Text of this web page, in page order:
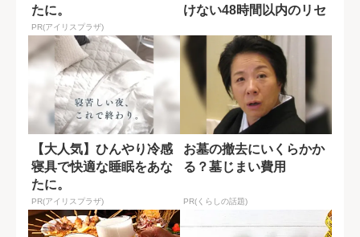
たに。
PR(アイリスプラザ)
けない48時間以内のリセ
【大人気】ひんやり冷感
寝具で快適な睡眠をあな
たに。
PR(アイリスプラザ)
お墓の撤去にいくらかか
る？墓じまい費用
PR(くらしの話題)